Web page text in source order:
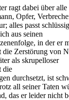
ragt dabei über alle
Opfer,
alles passt schlüssig
aus seinen
in der er
die Zerstörung von
als skrupelloser
die
durchsetzt, ist
all seiner Taten
das er leider nicht